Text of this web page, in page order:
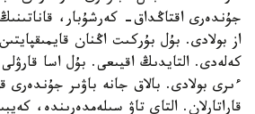
جۇندەرى اقتاڭداق- كەرشۇبار،
از بولادى. بۇل بۇركىت اڭنان
كەلەدى. التايدىڭ اقيىعى. بۇل اسا
ءىرى بولادى. بالاق جانە باۋىر
قاراتارلان. التاي تاۋ سىلەمدەرىندە،